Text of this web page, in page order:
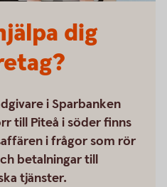
dig
i Sparbanken
till Piteå i söder finns
i frågor som rör
betalningar till
tjänster.